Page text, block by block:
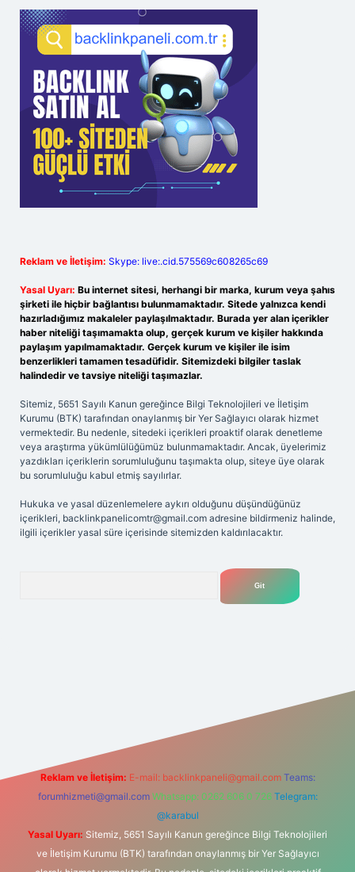
Reklam ve İletişim: Skype: live:.cid.575569c608265c69
Yasal Uyarı: Bu internet sitesi, herhangi bir marka, kurum veya şahıs
şirketi ile hiçbir bağlantısı bulunmamaktadır. Sitede yalnızca kendi
hazırladığımız makaleler paylaşılmaktadır. Burada yer alan içerikler
haber niteliği taşımamakta olup, gerçek kurum ve kişiler hakkında
paylaşım yapılmamaktadır. Gerçek kurum ve kişiler ile isim
benzerlikleri tamamen tesadüfidir. Sitemizdeki bilgiler taslak
halindedir ve tavsiye niteliği taşımazlar.
Sitemiz, 5651 Sayılı Kanun gereğince Bilgi Teknolojileri ve İletişim
Kurumu (BTK) tarafından onaylanmış bir Yer Sağlayıcı olarak hizmet
vermektedir. Bu nedenle, sitedeki içerikleri proaktif olarak denetleme
veya araştırma yükümlülüğümüz bulunmamaktadır. Ancak, üyelerimiz
yazdıkları içeriklerin sorumluluğunu taşımakta olup, siteye üye olarak
bu sorumluluğu kabul etmiş sayılırlar.
Hukuka ve yasal düzenlemelere aykırı olduğunu düşündüğünüz
içerikleri, backlinkpanelicomtr@gmail.com adresine bildirmeniz halinde,
ilgili içerikler yasal süre içerisinde sitemizden kaldırılacaktır.
Reklam ve İletişim: E-mail: backlinkpaneli@gmail.com Teams:
forumhizmeti@gmail.com Whatsapp: 0262 606 0 726 Telegram:
@karabul
Yasal Uyarı: Sitemiz, 5651 Sayılı Kanun gereğince Bilgi Teknolojileri
ve İletişim Kurumu (BTK) tarafından onaylanmış bir Yer Sağlayıcı